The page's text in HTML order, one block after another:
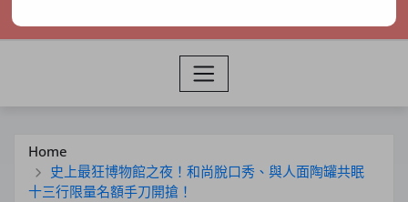
Home
史上最狂博物館之夜！和尚脫口秀、與人面陶罐共眠
十三行限量名額手刀開搶！